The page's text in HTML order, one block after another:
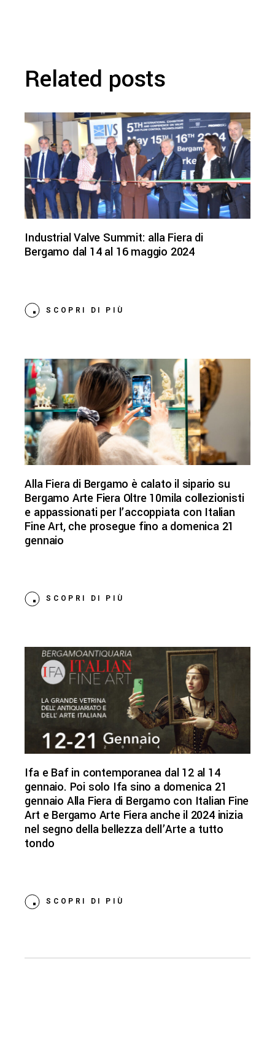
Related posts
Industrial Valve Summit: alla Fiera di
Bergamo dal 14 al 16 maggio 2024
SCOPRI DI PIÙ
Alla Fiera di Bergamo è calato il sipario su
Bergamo Arte Fiera Oltre 10mila collezionisti
e appassionati per l’accoppiata con Italian
Fine Art, che prosegue fino a domenica 21
gennaio
SCOPRI DI PIÙ
Ifa e Baf in contemporanea dal 12 al 14
gennaio. Poi solo Ifa sino a domenica 21
gennaio Alla Fiera di Bergamo con Italian Fine
Art e Bergamo Arte Fiera anche il 2024 inizia
nel segno della bellezza dell’Arte a tutto
tondo
SCOPRI DI PIÙ